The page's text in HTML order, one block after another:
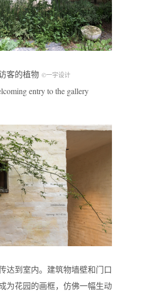
客的植物 ©一宇设计
entry to the gallery
达到室内。建筑物墙壁和门口
为花园的画框，仿佛一幅生动